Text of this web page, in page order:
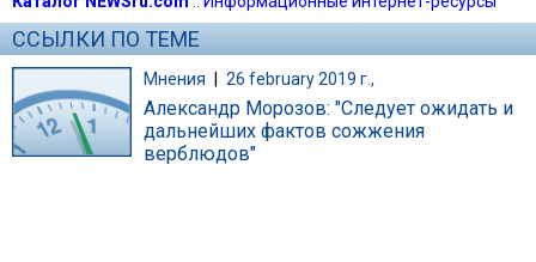
ССЫЛКИ ПО ТЕМЕ
Мнения | 26 february 2019 г.,
Александр Морозов: "Следует ожидать и
дальнейших фактов сожжения
верблюдов"